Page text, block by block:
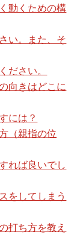
動くための構
い。また、そ
ださい。
向きはどこに
には？
（親指の位
れば良いでし
をしてしまう
打ち方を教え